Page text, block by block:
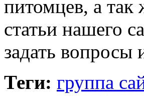
питомцев, а так
статьи нашего
задать
Теги: группа